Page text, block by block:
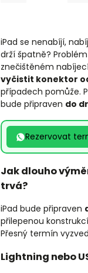
iPad se nenabíjí,
drží špatně?
znečištěném
vyčistit konektor
případech pomůže.
bude připraven do
Rezervovat
Jak dlouho
trvá?
iPad bude připraven
přilepenou
Přesný termín
Lightning nebo